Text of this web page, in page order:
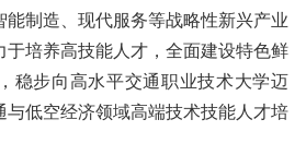
能制造、现代服务等战略性新兴产业
于培养高技能人才，全面建设特色鲜
稳步向高水平交通职业技术大学迈
与低空经济领域高端技术技能人才培